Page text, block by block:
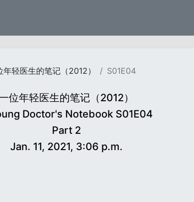
年轻医生的笔记（2012） S01E04
位年轻医生的笔记（2012）
Doctor's Notebook S01E04
Part 2
Jan. 11, 2021, 3:06 p.m.